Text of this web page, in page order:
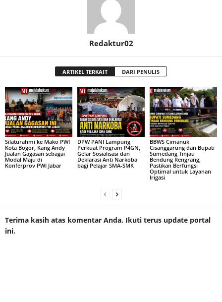
Redaktur02
ARTIKEL TERKAIT DARI PENULIS
Silaturahmi ke Mako PWI
Kota Bogor, Kang Andy
Jualan Gagasan sebagai
Modal Maju di
Konferprov PWI Jabar
DPW PANI Lampung
Perkuat Program P4GN,
Gelar Sosialisasi dan
Deklarasi Anti Narkoba
bagi Pelajar SMA-SMK
BBWS Cimanuk
Cisanggarung dan Bupati
Sumedang Tinjau
Bendung Rengrang,
Pastikan Berfungsi
Optimal untuk Layanan
Irigasi
Terima kasih atas komentar Anda. Ikuti terus update portal
ini.